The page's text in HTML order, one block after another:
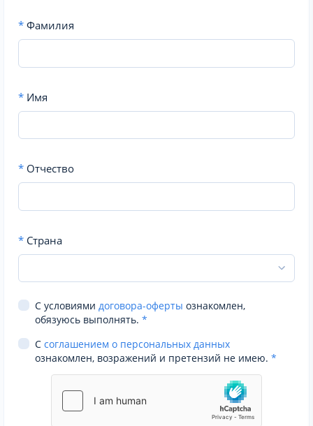
* Фамилия
* Имя
* Отчество
* Страна
С условиями договора-оферты ознакомлен,
обязуюсь выполнять. *
С соглашением о персональных данных
ознакомлен, возражений и претензий не имею. *